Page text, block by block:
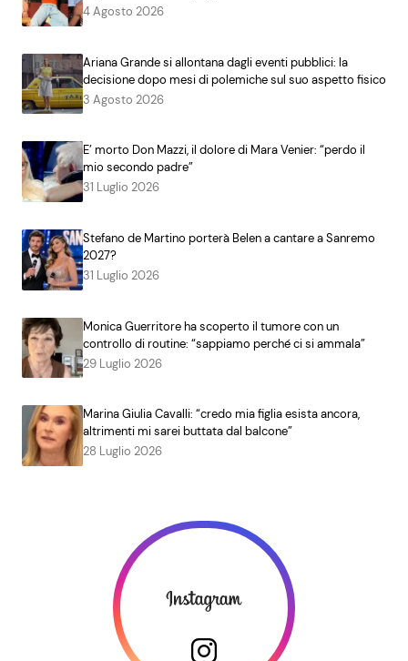
4 Agosto 2026
Ariana Grande si allontana dagli eventi pubblici: la
decisione dopo mesi di polemiche sul suo aspetto fisico
3 Agosto 2026
E’ morto Don Mazzi, il dolore di Mara Venier: “perdo il
mio secondo padre”
31 Luglio 2026
Stefano de Martino porterà Belen a cantare a Sanremo
2027?
31 Luglio 2026
Monica Guerritore ha scoperto il tumore con un
controllo di routine: “sappiamo perché ci si ammala”
29 Luglio 2026
Marina Giulia Cavalli: “credo mia figlia esista ancora,
altrimenti mi sarei buttata dal balcone”
28 Luglio 2026